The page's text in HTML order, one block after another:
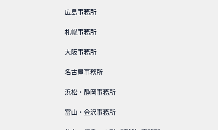
広島事務所
札幌事務所
大阪事務所
名古屋事務所
浜松・静岡事務所
富山・金沢事務所